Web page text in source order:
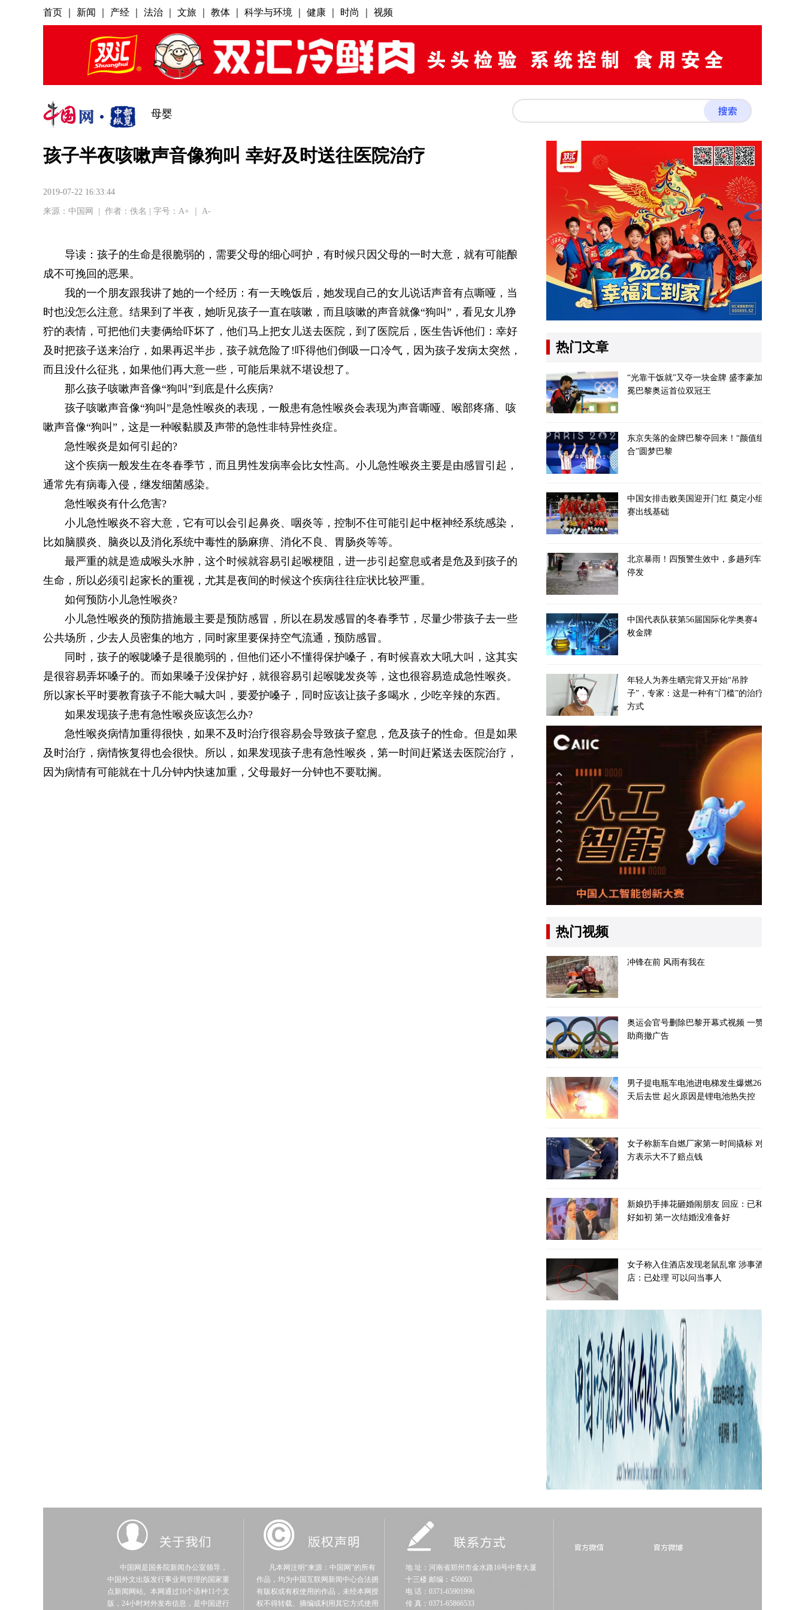
母婴
孩子半夜咳嗽声音像狗叫 幸好及时送往医院治疗
2019-07-22 16:33:44
来源： 中国网 作者：佚名 | 字号： A+ A-
导读：孩子的生命是很脆弱的，需要父母的细心呵护，有时候只因父母的一时大意，就有可能酿
成不可挽回的恶果。
我的一个朋友跟我讲了她的一个经历：有一天晚饭后，她发现自己的女儿说话声音有点嘶哑，当
时也没怎么注意。结果到了半夜，她听见孩子一直在咳嗽，而且咳嗽的声音就像“狗叫”，看见女儿狰
狞的表情，可把他们夫妻俩给吓坏了，他们马上把女儿送去医院，到了医院后，医生告诉他们：幸好
及时把孩子送来治疗，如果再迟半步，孩子就危险了!吓得他们倒吸一口冷气，因为孩子发病太突然，
而且没什么征兆，如果他们再大意一些，可能后果就不堪设想了。
那么孩子咳嗽声音像“狗叫”到底是什么疾病?
孩子咳嗽声音像“狗叫”是急性喉炎的表现，一般患有急性喉炎会表现为声音嘶哑、喉部疼痛、咳
嗽声音像“狗叫”，这是一种喉黏膜及声带的急性非特异性炎症。
急性喉炎是如何引起的?
这个疾病一般发生在冬春季节，而且男性发病率会比女性高。小儿急性喉炎主要是由感冒引起，
通常先有病毒入侵，继发细菌感染。
急性喉炎有什么危害?
小儿急性喉炎不容大意，它有可以会引起鼻炎、咽炎等，控制不住可能引起中枢神经系统感染，
比如脑膜炎、脑炎以及消化系统中毒性的肠麻痹、消化不良、胃肠炎等等。
最严重的就是造成喉头水肿，这个时候就容易引起喉梗阻，进一步引起窒息或者是危及到孩子的
生命，所以必须引起家长的重视，尤其是夜间的时候这个疾病往往症状比较严重。
如何预防小儿急性喉炎?
小儿急性喉炎的预防措施最主要是预防感冒，所以在易发感冒的冬春季节，尽量少带孩子去一些
公共场所，少去人员密集的地方，同时家里要保持空气流通，预防感冒。
同时，孩子的喉咙嗓子是很脆弱的，但他们还小不懂得保护嗓子，有时候喜欢大吼大叫，这其实
是很容易弄坏嗓子的。而如果嗓子没保护好，就很容易引起喉咙发炎等，这也很容易造成急性喉炎。
所以家长平时要教育孩子不能大喊大叫，要爱护嗓子，同时应该让孩子多喝水，少吃辛辣的东西。
如果发现孩子患有急性喉炎应该怎么办?
急性喉炎病情加重得很快，如果不及时治疗很容易会导致孩子窒息，危及孩子的性命。但是如果
及时治疗，病情恢复得也会很快。所以，如果发现孩子患有急性喉炎，第一时间赶紧送去医院治疗，
因为病情有可能就在十几分钟内快速加重，父母最好一分钟也不要耽搁。